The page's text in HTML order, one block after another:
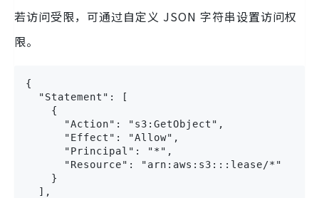
若访问受限，可通过自定义 JSON 字符串设置访问权
限。
{
  "Statement": [
    {
      "Action": "s3:GetObject",
      "Effect": "Allow",
      "Principal": "*",
      "Resource": "arn:aws:s3:::lease/*"
    }
  ],